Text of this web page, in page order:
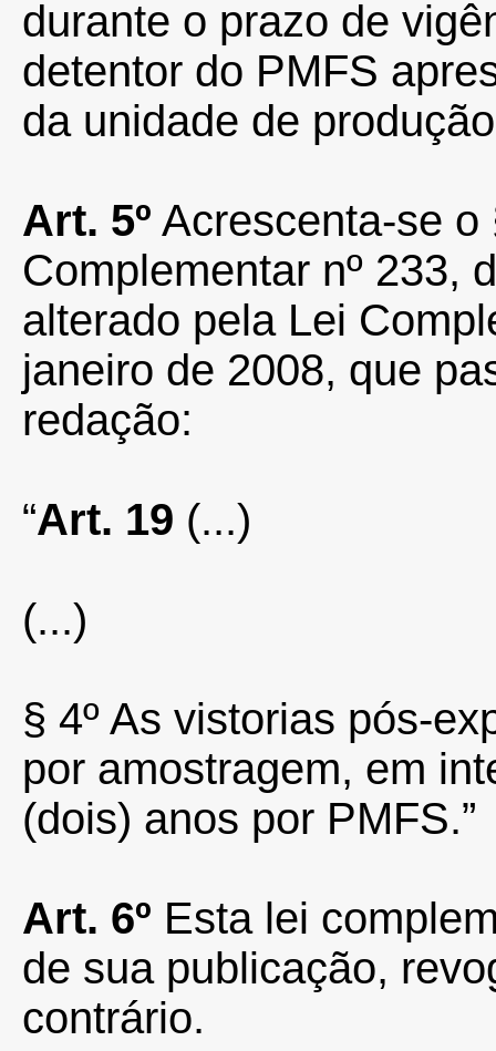
durante o prazo de
detentor do PMFS
da unidade de
Art. 5º Acrescenta-se o
Complementar nº 233,
alterado pela Lei
janeiro de 2008, que
redação:
“Art. 19 (...)
(...)
§ 4º As vistorias pós-
por amostragem, em
(dois) anos por PMFS.”
Art. 6º Esta lei
de sua publicação,
contrário.